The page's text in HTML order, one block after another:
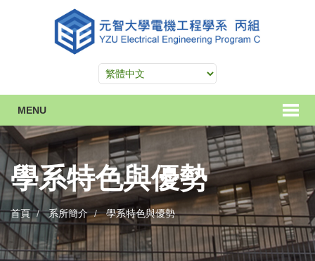
MENU
學系特色與優勢
首頁 系所簡介 學系特色與優勢